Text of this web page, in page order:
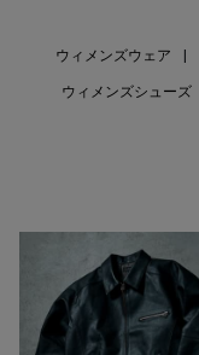
ウィメンズウェア
ウィメンズシューズ